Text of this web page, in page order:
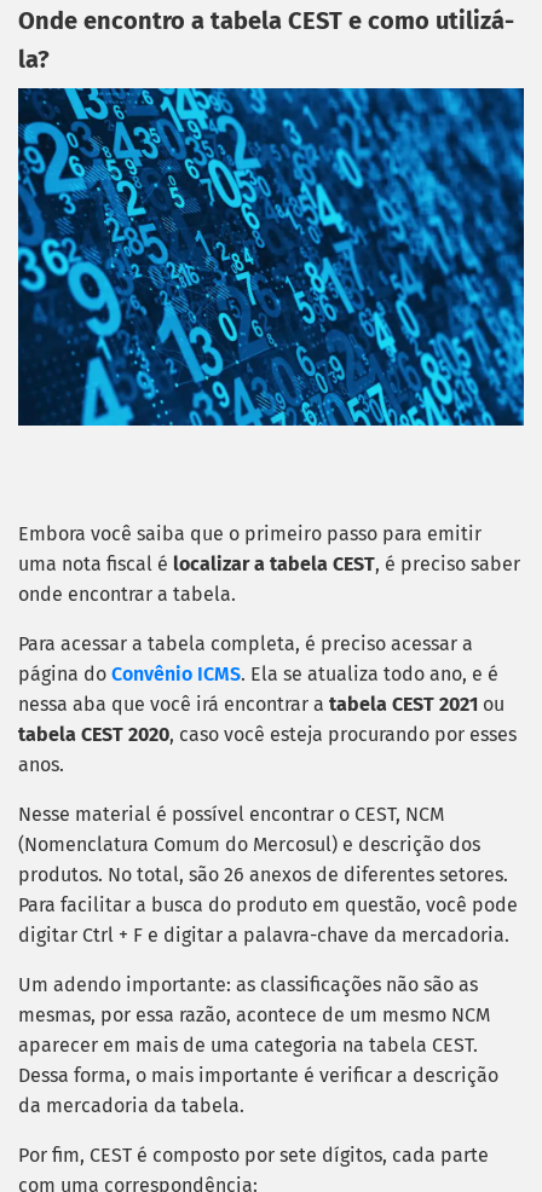
Onde encontro a tabela CEST e como utilizá-
la?
Embora você saiba que o primeiro passo para emitir
uma nota fiscal é localizar a tabela CEST, é preciso saber
onde encontrar a tabela.
Para acessar a tabela completa, é preciso acessar a
página do Convênio ICMS. Ela se atualiza todo ano, e é
nessa aba que você irá encontrar a tabela CEST 2021 ou
tabela CEST 2020, caso você esteja procurando por esses
anos.
Nesse material é possível encontrar o CEST, NCM
(Nomenclatura Comum do Mercosul) e descrição dos
produtos. No total, são 26 anexos de diferentes setores.
Para facilitar a busca do produto em questão, você pode
digitar Ctrl + F e digitar a palavra-chave da mercadoria.
Um adendo importante: as classificações não são as
mesmas, por essa razão, acontece de um mesmo NCM
aparecer em mais de uma categoria na tabela CEST.
Dessa forma, o mais importante é verificar a descrição
da mercadoria da tabela.
Por fim, CEST é composto por sete dígitos, cada parte
com uma correspondência: